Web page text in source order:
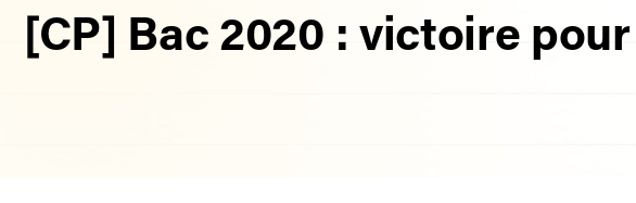
[CP] Bac 2020 : victoire